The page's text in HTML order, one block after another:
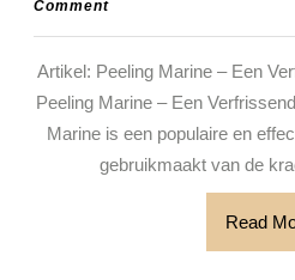
Comment
Artikel: Peeling Marine – Een
Peeling Marine – Een
Marine is een populaire en
gebruikmaakt van de
Read